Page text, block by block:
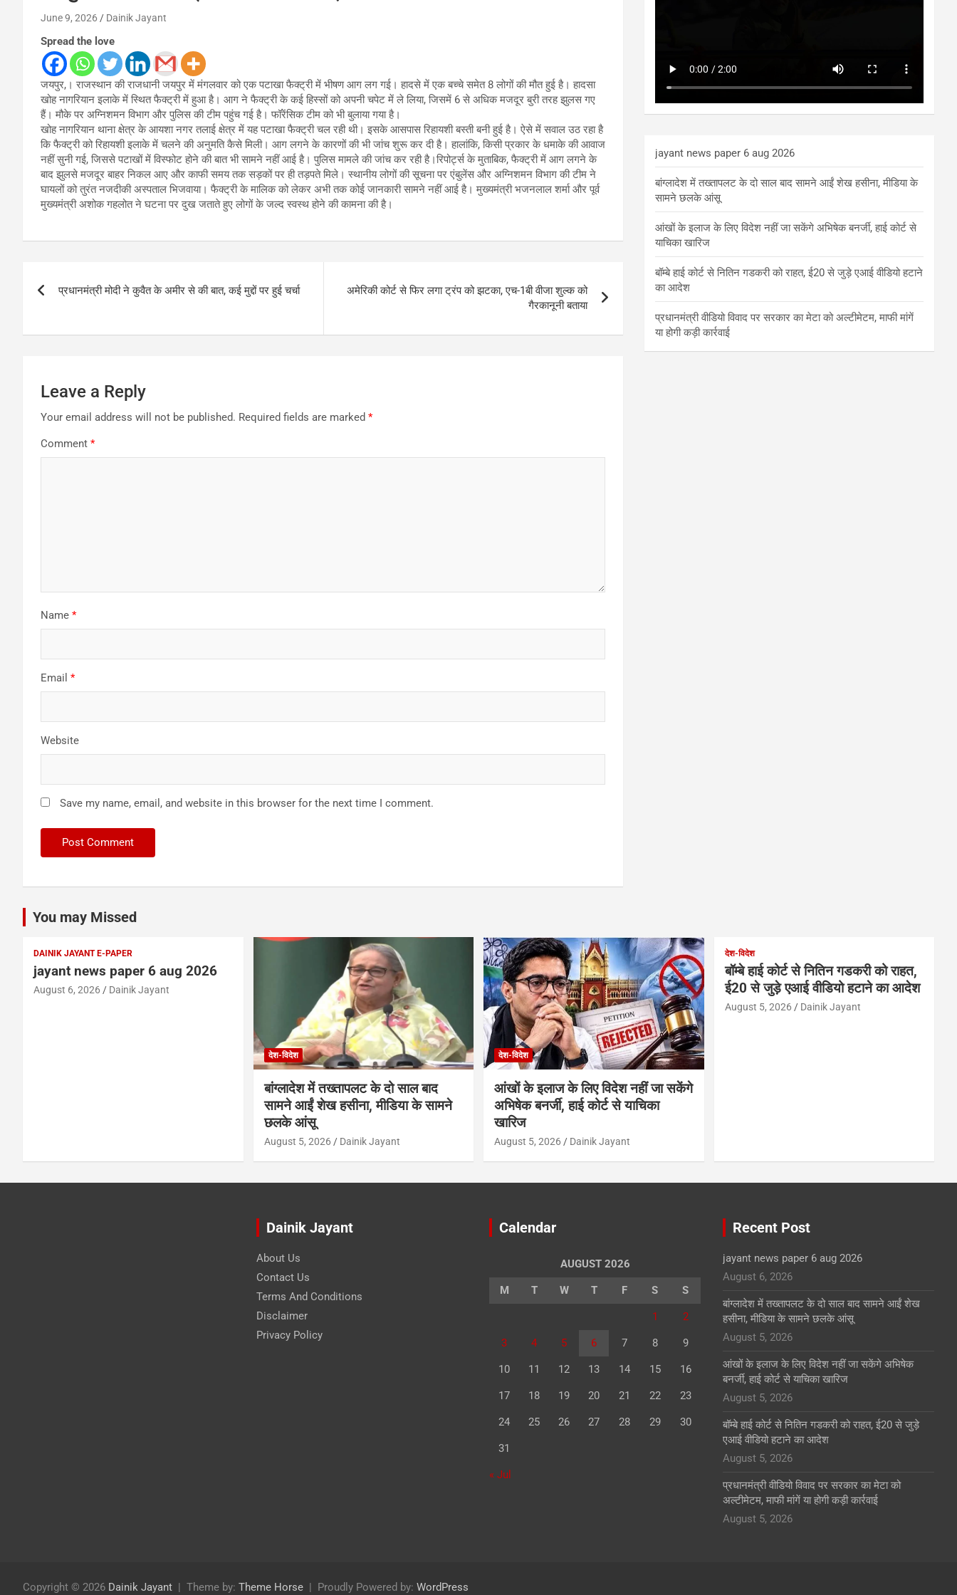
June 9, 2026 Dainik Jayant
Spread the love
जयपुर,। राजस्थान की राजधानी जयपुर में मंगलवार को एक पटाखा फैक्ट्री में भीषण आग लग गई। हादसे में एक बच्चे समेत 8 लोगों की मौत हुई है। हादसा
खोह नागरियान इलाके में स्थित फैक्ट्री में हुआ है। आग ने फैक्ट्री के कई हिस्सों को अपनी चपेट में ले लिया, जिसमें 6 से अधिक मजदूर बुरी तरह झुलस गए
हैं। मौके पर अग्निशमन विभाग और पुलिस की टीम पहुंच गई है। फॉरेंसिक टीम को भी बुलाया गया है।
खोह नागरियान थाना क्षेत्र के आयशा नगर तलाई क्षेत्र में यह पटाखा फैक्ट्री चल रही थी। इसके आसपास रिहायशी बस्ती बनी हुई है। ऐसे में सवाल उठ रहा है
कि फैक्ट्री को रिहायशी इलाके में चलने की अनुमति कैसे मिली। आग लगने के कारणों की भी जांच शुरू कर दी है। हालांकि, किसी प्रकार के धमाके की आवाज
नहीं सुनी गई, जिससे पटाखों में विस्फोट होने की बात भी सामने नहीं आई है। पुलिस मामले की जांच कर रही है।रिपोर्ट्स के मुताबिक, फैक्ट्री में आग लगने के
बाद झुलसे मजदूर बाहर निकल आए और काफी समय तक सड़कों पर ही तड़पते मिले। स्थानीय लोगों की सूचना पर एंबुलेंस और अग्निशमन विभाग की टीम ने
घायलों को तुरंत नजदीकी अस्पताल भिजवाया। फैक्ट्री के मालिक को लेकर अभी तक कोई जानकारी सामने नहीं आई है। मुख्यमंत्री भजनलाल शर्मा और पूर्व
मुख्यमंत्री अशोक गहलोत ने घटना पर दुख जताते हुए लोगों के जल्द स्वस्थ होने की कामना की है।
navigation
प्रधानमंत्री मोदी ने कुवैत के अमीर से की बात, कई मुद्दों पर हुई चर्चा
अमेरिकी कोर्ट से फिर लगा ट्रंप को झटका, एच-1बी वीजा शुल्क को
गैरकानूनी बताया
Leave a Reply
Your email address will not be published. Required fields are marked *
Comment *
Name *
Email *
Website
Save my name, email, and website in this browser for the next time I comment.
jayant news paper 6 aug 2026
बांग्लादेश में तख्तापलट के दो साल बाद सामने आईं शेख हसीना, मीडिया के
सामने छलके आंसू
आंखों के इलाज के लिए विदेश नहीं जा सकेंगे अभिषेक बनर्जी, हाई कोर्ट से
याचिका खारिज
बॉम्बे हाई कोर्ट से नितिन गडकरी को राहत, ई20 से जुड़े एआई वीडियो हटाने
का आदेश
प्रधानमंत्री वीडियो विवाद पर सरकार का मेटा को अल्टीमेटम, माफी मांगें
या होगी कड़ी कार्रवाई
You may Missed
DAINIK JAYANT E-PAPER
jayant news paper 6 aug 2026
August 6, 2026 Dainik Jayant
देश-विदेश
बांग्लादेश में तख्तापलट के दो साल बाद
सामने आईं शेख हसीना, मीडिया के सामने
छलके आंसू
August 5, 2026 Dainik Jayant
देश-विदेश
आंखों के इलाज के लिए विदेश नहीं जा सकेंगे
अभिषेक बनर्जी, हाई कोर्ट से याचिका
खारिज
August 5, 2026 Dainik Jayant
देश-विदेश
बॉम्बे हाई कोर्ट से नितिन गडकरी को राहत,
ई20 से जुड़े एआई वीडियो हटाने का आदेश
August 5, 2026 Dainik Jayant
Dainik Jayant
About Us
Contact Us
Terms And Conditions
Disclaimer
Privacy Policy
Calendar
AUGUST 2026
M T W T F S S
1 2
3 4 5 6 7 8 9
10 11 12 13 14 15 16
17 18 19 20 21 22 23
24 25 26 27 28 29 30
31
« Jul
Recent Post
jayant news paper 6 aug 2026
August 6, 2026
बांग्लादेश में तख्तापलट के दो साल बाद सामने आईं शेख
हसीना, मीडिया के सामने छलके आंसू
August 5, 2026
आंखों के इलाज के लिए विदेश नहीं जा सकेंगे अभिषेक
बनर्जी, हाई कोर्ट से याचिका खारिज
August 5, 2026
बॉम्बे हाई कोर्ट से नितिन गडकरी को राहत, ई20 से जुड़े
एआई वीडियो हटाने का आदेश
August 5, 2026
प्रधानमंत्री वीडियो विवाद पर सरकार का मेटा को
अल्टीमेटम, माफी मांगें या होगी कड़ी कार्रवाई
August 5, 2026
Copyright © 2026 Dainik Jayant Theme by: Theme Horse Proudly Powered by: WordPress